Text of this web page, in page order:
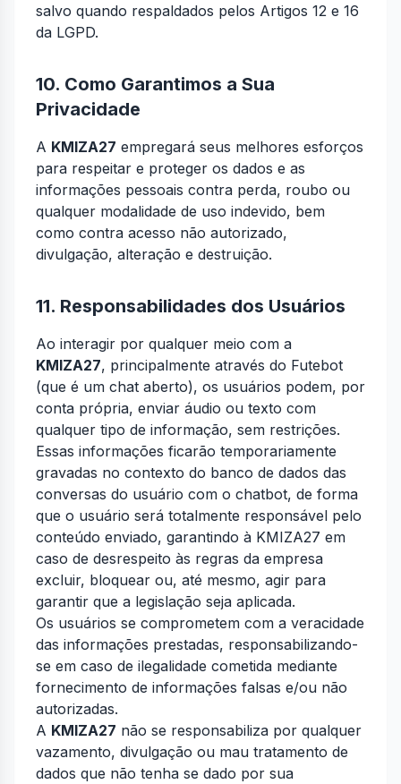
salvo quando respaldados pelos Artigos 12 e 16
da LGPD.
10. Como Garantimos a Sua
Privacidade
A KMIZA27 empregará seus melhores esforços
para respeitar e proteger os dados e as
informações pessoais contra perda, roubo ou
qualquer modalidade de uso indevido, bem
como contra acesso não autorizado,
divulgação, alteração e destruição.
11. Responsabilidades dos Usuários
Ao interagir por qualquer meio com a
KMIZA27, principalmente através do Futebot
(que é um chat aberto), os usuários podem, por
conta própria, enviar áudio ou texto com
qualquer tipo de informação, sem restrições.
Essas informações ficarão temporariamente
gravadas no contexto do banco de dados das
conversas do usuário com o chatbot, de forma
que o usuário será totalmente responsável pelo
conteúdo enviado, garantindo à KMIZA27 em
caso de desrespeito às regras da empresa
excluir, bloquear ou, até mesmo, agir para
garantir que a legislação seja aplicada.
Os usuários se comprometem com a veracidade
das informações prestadas, responsabilizando-
se em caso de ilegalidade cometida mediante
fornecimento de informações falsas e/ou não
autorizadas.
A KMIZA27 não se responsabiliza por qualquer
vazamento, divulgação ou mau tratamento de
dados que não tenha se dado por sua